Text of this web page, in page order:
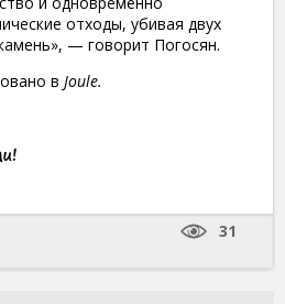
отходы, убивая двух
— говорит Погосян.
в Joule.
31